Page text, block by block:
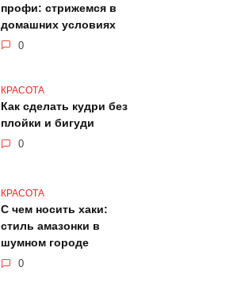
профи: стрижемся в
домашних условиях
0
КРАСОТА
Как сделать кудри без
плойки и бигуди
0
КРАСОТА
С чем носить хаки:
стиль амазонки в
шумном городе
0